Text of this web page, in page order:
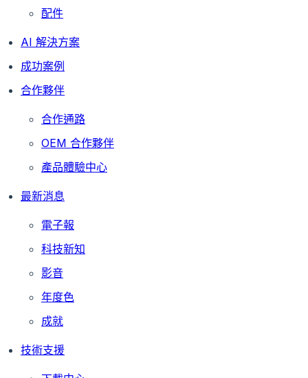
配件
AI 解決方案
成功案例
合作夥伴
合作通路
OEM 合作夥伴
產品體驗中心
最新消息
電子報
科技新知
影音
年度色
成就
技術支援